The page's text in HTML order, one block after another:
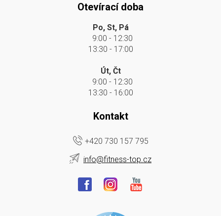
Otevírací doba
Po, St, Pá
9:00 - 12:30
13:30 - 17:00
Út, Čt
9:00 - 12:30
13:30 - 16:00
Kontakt
+420 730 157 795
info@fitness-top.cz